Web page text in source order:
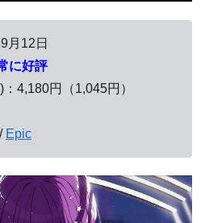
月12日
に好評
4,180円（1,045円）
/ Epic